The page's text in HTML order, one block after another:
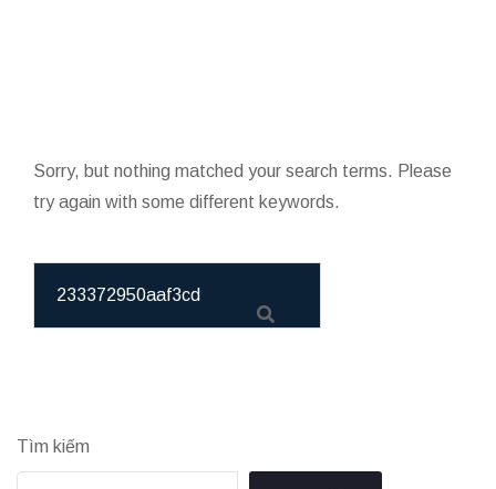
Sorry, but nothing matched your search terms. Please
try again with some different keywords.
Tìm kiếm